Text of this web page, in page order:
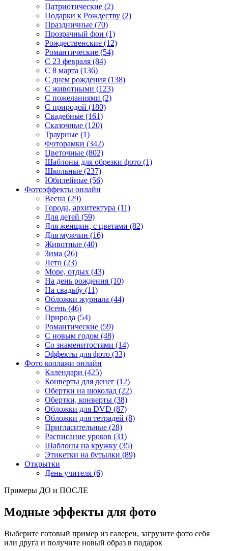
Патриотические (2)
Подарки к Рождеству (2)
Праздничные (70)
Прозрачный фон (1)
Рождественские (12)
Романтические (54)
С 23 февраля (84)
С 8 марта (136)
С днем рождения (138)
С животными (123)
С пожеланиями (2)
С природой (180)
Свадебные (161)
Сказочные (120)
Траурные (1)
Фоторамки (342)
Цветочные (802)
Шаблоны для обрезки фото (1)
Школьные (237)
Юбилейные (56)
Фотоэффекты онлайн
Весна (29)
Города, архитектура (11)
Для детей (59)
Для женщин, с цветами (82)
Для мужчин (16)
Животные (40)
Зима (26)
Лето (23)
Море, отдых (43)
На день рождения (10)
На свадьбу (11)
Обложки журнала (44)
Осень (46)
Природа (54)
Романтические (59)
С новым годом (48)
Со знаменитостями (14)
Эффекты для фото (33)
Фото коллажи онлайн
Календари (425)
Конверты для денег (12)
Обертки на шоколад (22)
Обертки, конверты (38)
Обложки для DVD (87)
Обложки для тетрадей (8)
Пригласительные (28)
Расписание уроков (31)
Шаблоны на кружку (35)
Этикетки на бутылки (89)
Открытки
День учителя (6)
Примеры ДО и ПОСЛЕ
Модные эффекты для фото
Выберите готовый пример из галереи, загрузите фото себя
или друга и получите новый образ в подарок